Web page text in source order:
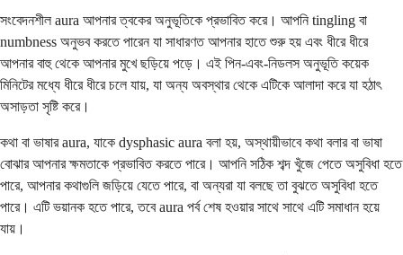
সংবেদনশীল aura আপনার ত্বকের অনুভূতিকে প্রভাবিত করে। আপনি tingling বা
numbness অনুভব করতে পারেন যা সাধারণত আপনার হাতে শুরু হয় এবং ধীরে ধীরে
আপনার বাহু থেকে আপনার মুখে ছড়িয়ে পড়ে। এই পিন-এবং-নিডলস অনুভূতি কয়েক
মিনিটের মধ্যে ধীরে ধীরে চলে যায়, যা অন্য অবস্থার থেকে এটিকে আলাদা করে যা হঠাৎ
অসাড়তা সৃষ্টি করে।
কথা বা ভাষার aura, যাকে dysphasic aura বলা হয়, অস্থায়ীভাবে কথা বলার বা ভাষা
বোঝার আপনার ক্ষমতাকে প্রভাবিত করতে পারে। আপনি সঠিক শব্দ খুঁজে পেতে অসুবিধা হতে
পারে, আপনার কথাগুলি জড়িয়ে যেতে পারে, বা অন্যরা যা বলছে তা বুঝতে অসুবিধা হতে
পারে। এটি ভয়ানক হতে পারে, তবে aura পর্ব শেষ হওয়ার সাথে সাথে এটি সমাধান হয়ে
যায়।